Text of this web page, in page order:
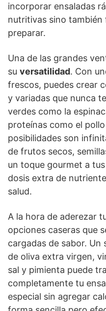
incorporar ensaladas
nutritivas sino también
preparar.
Una de las grandes
su versatilidad. Con
frescos, puedes crear
y variadas que nunca
verdes como la
proteínas como el
posibilidades son
de frutos secos,
un toque gourmet a
dosis extra de
salud.
A la hora de aderezar
opciones caseras que
cargadas de sabor. Un
de oliva extra virgen,
sal y pimienta puede
completamente tu
especial sin agregar